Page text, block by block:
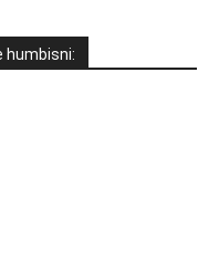
humbisni: